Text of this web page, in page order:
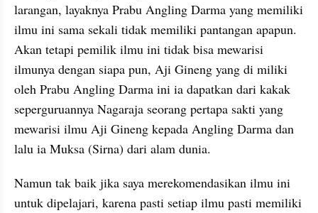
larangan, layaknya Prabu Angling Darma yang memiliki
ilmu ini sama sekali tidak memiliki pantangan apapun.
Akan tetapi pemilik ilmu ini tidak bisa mewarisi
ilmunya dengan siapa pun, Aji Gineng yang di miliki
oleh Prabu Angling
seperguruannya Nagaraja seorang pertapa sakti yang
mewarisi ilmu Aji Gineng kepada Angling Darma dan
lalu ia Muksa (Sirna) dari alam dunia.
Namun tak baik jika saya merekomendasikan ilmu ini
untuk dipelajari, karena pasti setiap ilmu pasti memiliki